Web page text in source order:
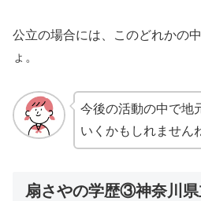
公立の場合には、このどれかの
ょ。
今後の活動の中で地
いくかもしれません
扇さやの学歴③神奈川